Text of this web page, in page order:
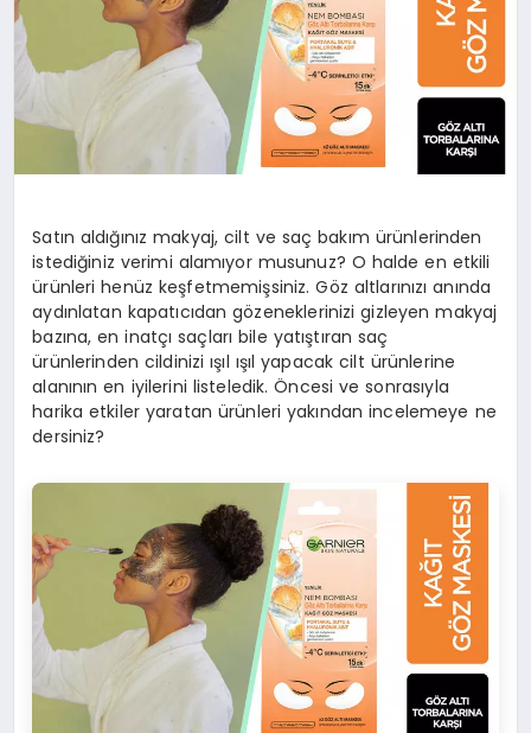
HESAPLAMALAR
Satın aldığınız makyaj, cilt ve saç bakım ürünlerinden
istediğiniz verimi alamıyor musunuz? O halde en etkili
ürünleri henüz keşfetmemişsiniz. Göz altlarınızı anında
aydınlatan kapatıcıdan gözeneklerinizi gizleyen makyaj
bazına, en inatçı saçları bile yatıştıran saç
ürünlerinden cildinizi ışıl ışıl yapacak cilt ürünlerine
alanının en iyilerini listeledik. Öncesi ve sonrasıyla
harika etkiler yaratan ürünleri yakından incelemeye ne
dersiniz?